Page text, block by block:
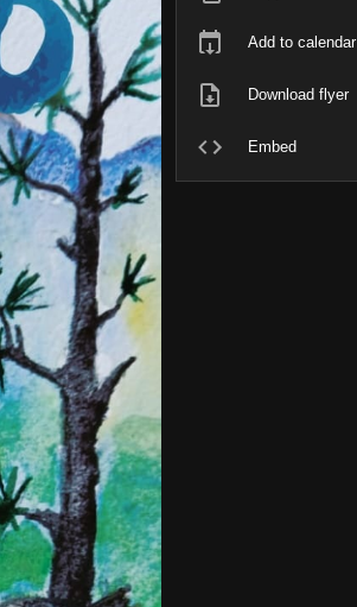
Add to calendar
Download flyer
Embed